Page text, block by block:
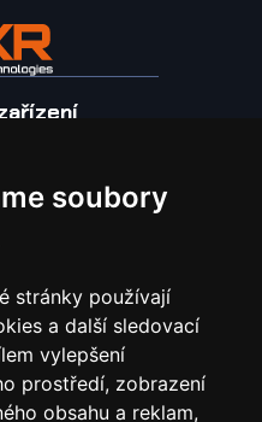
soubory
stránky používají
a další sledovací
vylepšení
prostředí, zobrazení
obsahu a reklam,
lisy
a nástroje
vodní paprsek